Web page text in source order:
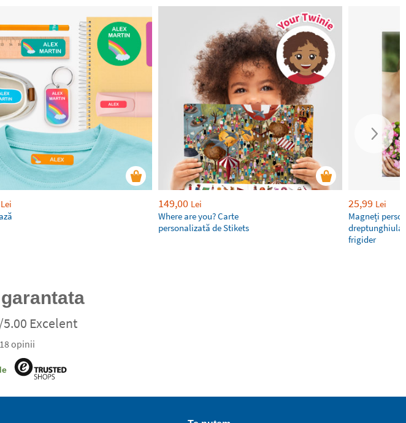
Lei
149,00 Lei
Where are you? Carte
personalizată de Stikets
25,99 Lei
Magneți
frigider
Excelent
opinii